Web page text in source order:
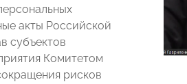
акты Российской
субъектов
Комитетом
рисков